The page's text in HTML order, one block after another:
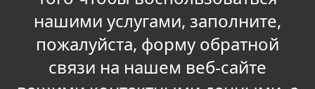
нашими услугами, заполните,
пожалуйста, форму обратной
связи на нашем веб-сайте